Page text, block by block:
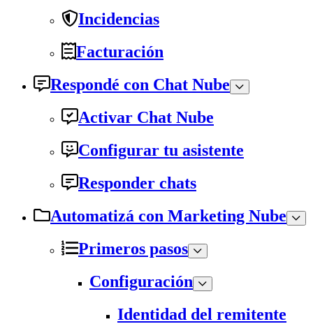
Incidencias
Facturación
Respondé con Chat Nube
Activar Chat Nube
Configurar tu asistente
Responder chats
Automatizá con Marketing Nube
Primeros pasos
Configuración
Identidad del remitente